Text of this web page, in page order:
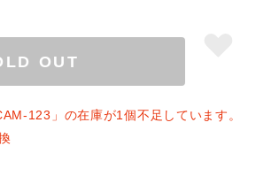
OUT
123」の在庫が1個不足しています。